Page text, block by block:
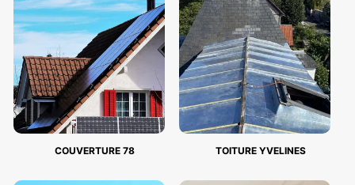
COUVERTURE 78 TOITURE YVELINES